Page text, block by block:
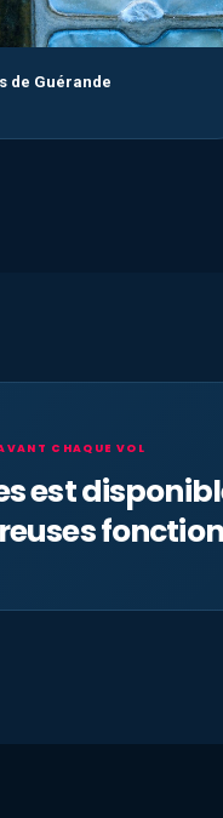
de Guérande
CHAQUE VOL
est